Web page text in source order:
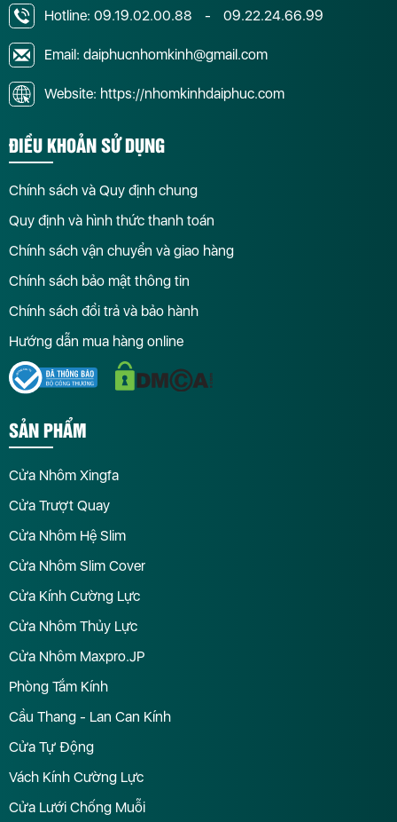
Hotline: 09.19.02.00.88 - 09.22.24.66.99
Email: daiphucnhomkinh@gmail.com
Website: https://nhomkinhdaiphuc.com
ĐIỀU KHOẢN SỬ DỤNG
Chính sách và Quy định chung
Quy định và hình thức thanh toán
Chính sách vận chuyển và giao hàng
Chính sách bảo mật thông tin
Chính sách đổi trả và bảo hành
Hướng dẫn mua hàng online
SẢN PHẨM
Cửa Nhôm Xingfa
Cửa Trượt Quay
Cửa Nhôm Hệ Slim
Cửa Nhôm Slim Cover
Cửa Kính Cường Lực
Cửa Nhôm Thủy Lực
Cửa Nhôm Maxpro.JP
Phòng Tắm Kính
Cầu Thang - Lan Can Kính
Cửa Tự Động
Vách Kính Cường Lực
Cửa Lưới Chống Muỗi